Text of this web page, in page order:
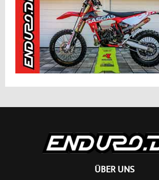
ÜBER UNS